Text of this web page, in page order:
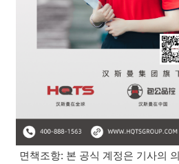
면책조항: 본 공식 계정은 기사의